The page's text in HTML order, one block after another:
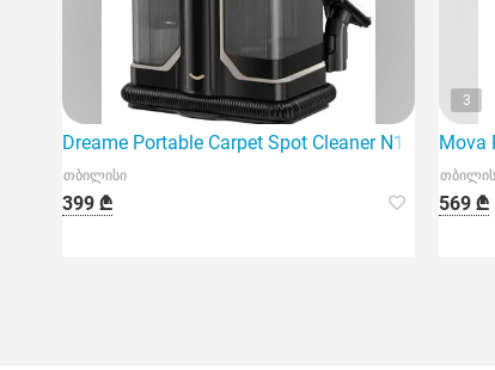
Dreame Portable Carpet Spot Cleaner N10
თბილისი
399 ₾
3
Mova
569 ₾